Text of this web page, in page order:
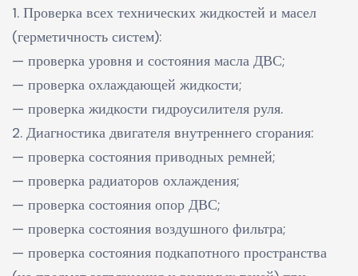
1. Проверка всех технических жидкостей и масел
(герметичность систем):
— проверка уровня и состояния масла ДВС;
— проверка охлаждающей жидкости;
— проверка жидкости гидроусилителя руля.
2. Диагностика двигателя внутреннего сгорания:
— проверка состояния приводных ремней;
— проверка радиаторов охлаждения;
— проверка состояния опор ДВС;
— проверка состояния воздушного фильтра;
— проверка состояния подкапотного пространства